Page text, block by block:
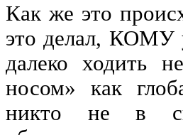
Как же это
это делал, КОМУ
далеко ходить
носом» как
никто не в